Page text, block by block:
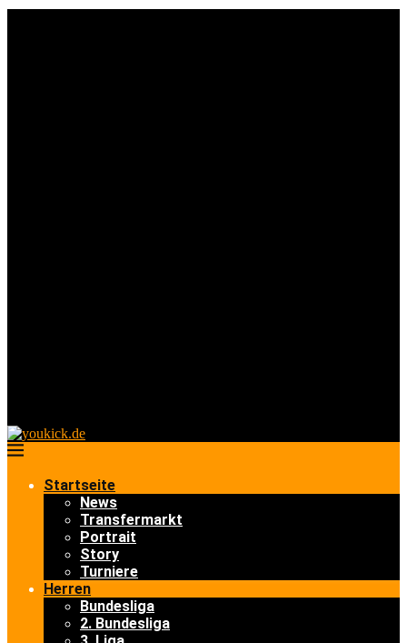
Startseite
News
Transfermarkt
Portrait
Story
Turniere
Herren
Bundesliga
2. Bundesliga